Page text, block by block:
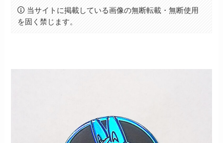
当サイトに掲載している画像の無断転載・無断使用
を固く禁じます。